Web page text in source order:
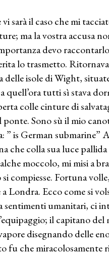
sarà il caso che mi
ma la vostra accusa
devo
lo trasmetto.
delle isole di Wight,
quell’ora tutti sì stava
colle cinture di
ponte. Sono sù il mio
” is German submarine”
che colla sua luce pallida
moccolo, mi misi a
compiesse. Fortuna
Londra. Ecco come si
sentimenti umanitari, ci
il capitano del
disegnando delle
che miracolosamente